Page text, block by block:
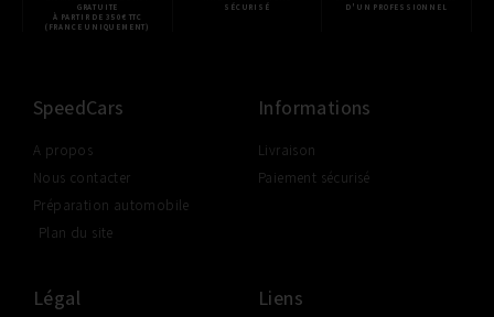
GRATUITE
À PARTIR DE 350€ TTC
(FRANCE UNIQUEMENT)
SÉCURISÉ
D'UN PROFESSIONNEL
SpeedCars
A propos
Nous contacter
Préparation automobile
Plan du site
Informations
Livraison
Paiement sécurisé
Légal Liens